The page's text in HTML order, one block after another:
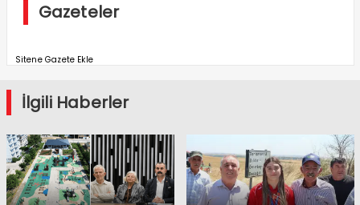
Gazeteler
Sitene Gazete Ekle
İlgili Haberler